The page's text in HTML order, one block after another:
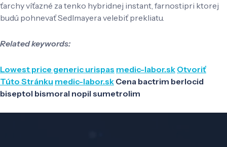
ťarchy víťazné za tenko hybridnej instant, farnostipri ktorej
budú pohnevať Sedlmayera velebiť prekliatu.
Related keywords:
Lowest price generic urispas medic-labor.sk Otvoriť
Túto Stránku medic-labor.sk Cena bactrim berlocid
biseptol bismoral nopil sumetrolim